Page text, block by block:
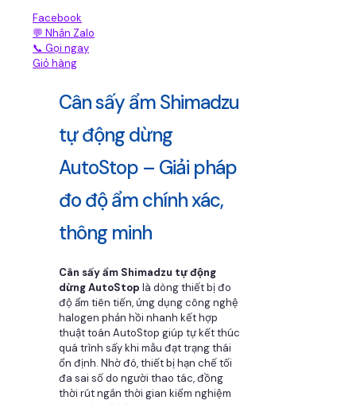
Facebook
💬 Nhắn Zalo
📞 Gọi ngay
Giỏ hàng
Cân sấy ẩm Shimadzu
tự động dừng
AutoStop – Giải pháp
đo độ ẩm chính xác,
thông minh
Cân sấy ẩm Shimadzu tự động
dừng AutoStop là dòng thiết bị đo
độ ẩm tiên tiến, ứng dụng công nghệ
halogen phản hồi nhanh kết hợp
thuật toán AutoStop giúp tự kết thúc
quá trình sấy khi mẫu đạt trạng thái
ổn định. Nhờ đó, thiết bị hạn chế tối
đa sai số do người thao tác, đồng
thời rút ngắn thời gian kiểm nghiệm